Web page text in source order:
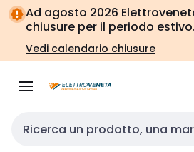
Vai alla
navigazione
Vai
alla
pagina
Ad agosto 2026
chiusure per il periodo estivo.
Vedi calendario chiusure
Cerca input